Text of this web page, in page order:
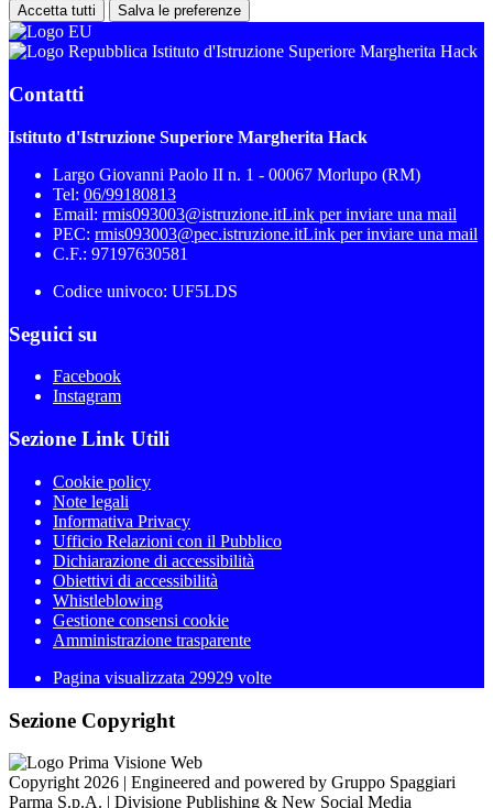
Accetta tutti Salva le preferenze
Istituto d'Istruzione Superiore Margherita Hack
Contatti
Istituto d'Istruzione Superiore Margherita Hack
Largo Giovanni Paolo II n. 1 - 00067 Morlupo (RM)
Tel: 06/99180813
Email: rmis093003@istruzione.itLink per inviare una mail
PEC: rmis093003@pec.istruzione.itLink per inviare una mail
C.F.: 97197630581
Codice univoco: UF5LDS
Seguici su
Facebook
Instagram
Sezione Link Utili
Cookie policy
Note legali
Informativa Privacy
Ufficio Relazioni con il Pubblico
Dichiarazione di accessibilità
Obiettivi di accessibilità
Whistleblowing
Gestione consensi cookie
Amministrazione trasparente
Pagina visualizzata 29929 volte
Sezione Copyright
Copyright 2026 | Engineered and powered by Gruppo Spaggiari
Parma S.p.A. | Divisione Publishing & New Social Media